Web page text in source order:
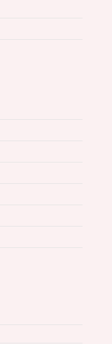
de Saberes y
compartidas
de calle y el
Aires y
1:00 pm
pero ¡se